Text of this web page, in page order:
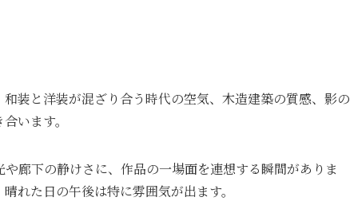
装と洋装が混ざり合う時代の空気、木造建築の質感、影の
います。
廊下の静けさに、作品の一場面を連想する瞬間がありま
れた日の午後は特に雰囲気が出ます。